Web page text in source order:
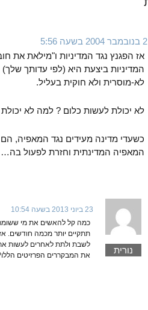
2 בנובמבר 2004 בשעה 5:56
אז הפגנץ נגד המדיניות ו"מילאת את
המדיניות ביצעת היא (לפי עדותך
לא-מוסרית ולא חוקית בעליל.
לא יכולת לעשות כלום ? למה לא
כשעדי מדינה מעידים נגד המאפיה,
המאפיה המדינתית וחזרת לפעול בה…
נורית
23 ביוני 2013 בשעה 10:54
כמה קל להאשים את מי ששומר
תתקיים יותר מכמה חודשים.
לשבת ולתת לאחרים לעשות את
את המבקררים הפרזיטים